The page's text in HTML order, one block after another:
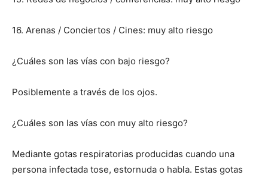
16. Arenas / Conciertos / Cines: muy alto riesgo
¿Cuáles son las vías con bajo riesgo?
Posiblemente a través de los ojos.
¿Cuáles son las vías con muy alto riesgo?
Mediante gotas respiratorias producidas cuando una
persona infectada tose, estornuda o habla. Estas gotas